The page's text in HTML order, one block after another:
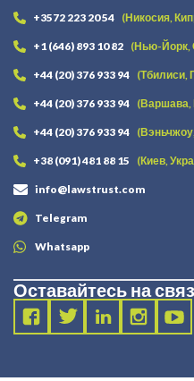
+3572 223 20 54 (Никосия,
+1 (646) 893 10 82 (Нью-
+44 (20) 376 933 94 (Тбилиси,
+44 (20) 376 933 94
+44 (20) 376 933 94
+38 (091) 481 88 15 (Киев,
info@lawstrust.com
Telegram
Whatsapp
Оставайтесь на